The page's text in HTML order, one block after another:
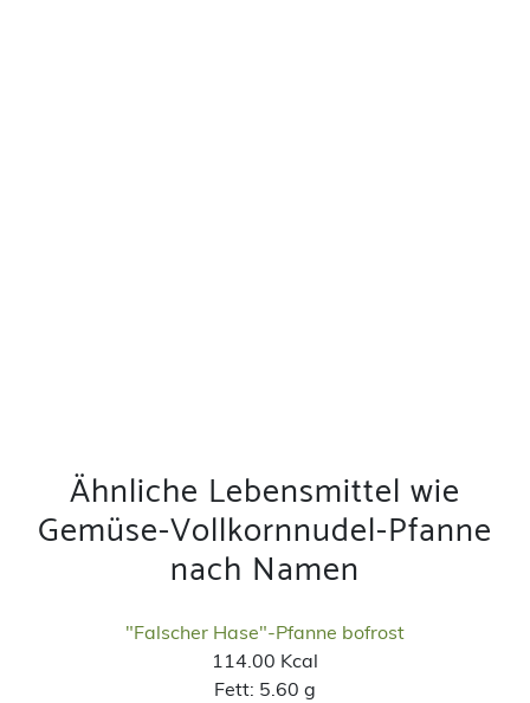
Ähnliche Lebensmittel wie
Gemüse-Vollkornnudel-Pfanne
nach Namen
"Falscher Hase"-Pfanne bofrost
114.00 Kcal
Fett: 5.60 g